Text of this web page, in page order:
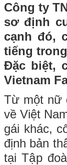
Công ty
sơ định
cạnh đó,
tiếng
Đặc biệt,
Vietnam
Từ một nữ
về Việt
gái khác,
định bản
tại Tập